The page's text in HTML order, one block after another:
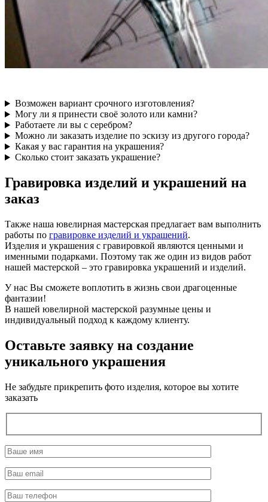
Возможен вариант срочного изготовления?
Могу ли я принести своё золото или камни?
Работаете ли вы с серебром?
Можно ли заказать изделие по эскизу из другого города?
Какая у вас гарантия на украшения?
Сколько стоит заказать украшение?
Гравировка изделий и украшений на
заказ
Также наша ювелирная мастерская предлагает вам выполнить
работы по гравировке изделий и украшений.
Изделия и украшения с гравировкой являются ценными и
именными подарками. Поэтому так же один из видов работ
нашей мастерской – это гравировка украшений и изделий.
У нас Вы сможете воплотить в жизнь свои драгоценные
фантазии!
В нашей ювелирной мастерской разумные цены и
индивидуальный подход к каждому клиенту.
Оставьте заявку на создание
уникального украшения
Не забудьте прикрепить фото изделия, которое вы хотите
заказать